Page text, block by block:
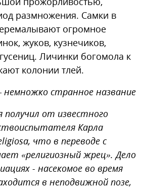
размножения. Самки в
огромное
жуков, кузнечиков,
Личинки богомола к
колонии тлей.
немножко странное название
получил от известного
Карла
что в переводе с
«религиозный жрец». Дело
- насекомое во время
в неподвижной позе,